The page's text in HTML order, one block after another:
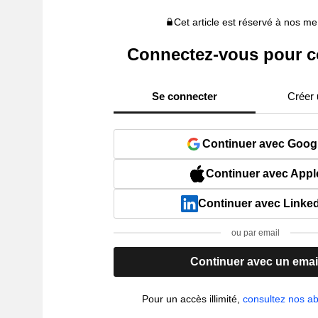
Cet article est réservé à nos
Connectez-vous pour
Se connecter Créer
Continuer avec
Continuer avec
Continuer avec
ou par email
Continuer avec un email
Pour un accès illimité,consultez nos